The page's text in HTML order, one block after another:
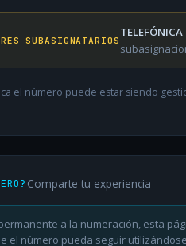
SUBASIGNATARIOS
el número puede estar siendo
Comparte tu experiencia
a la numeración, esta
el número pueda seguir